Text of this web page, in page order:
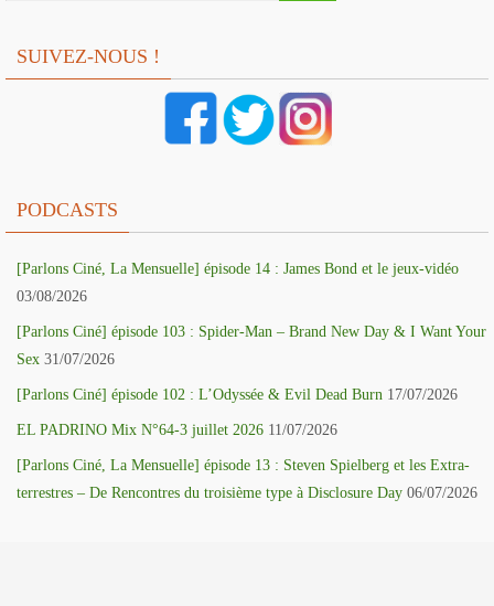
SUIVEZ-NOUS !
PODCASTS
[Parlons Ciné, La Mensuelle] épisode 14 : James Bond et le jeux-vidéo
03/08/2026
[Parlons Ciné] épisode 103 : Spider-Man – Brand New Day & I Want Your
Sex 31/07/2026
[Parlons Ciné] épisode 102 : L’Odyssée & Evil Dead Burn 17/07/2026
EL PADRINO Mix N°64-3 juillet 2026 11/07/2026
[Parlons Ciné, La Mensuelle] épisode 13 : Steven Spielberg et les Extra-
terrestres – De Rencontres du troisième type à Disclosure Day 06/07/2026